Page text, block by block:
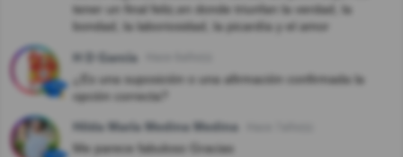
tener un final feliz,en donde triunfan la verdad, la
bondad, la laboriosidad, la picardía y el amor
H D García
¿Es una suposición o una afirmación confirmada la
opción correcta?
Hilda María Medina Medina
Me parece fabuloso Gracias